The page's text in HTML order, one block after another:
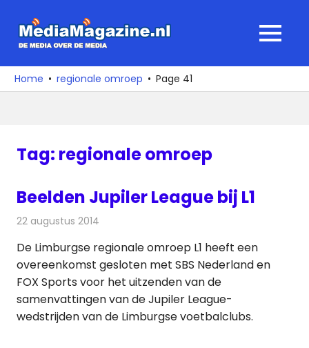
naar
media
over
MENU
Home regionale omroep Page 41
Tag: regionale omroep
Beelden Jupiler League bij L1
22 augustus 2014
De Limburgse regionale omroep L1 heeft een
overeenkomst gesloten met SBS Nederland en
FOX Sports voor het uitzenden van de
samenvattingen van de Jupiler League-
wedstrijden van de Limburgse voetbalclubs.